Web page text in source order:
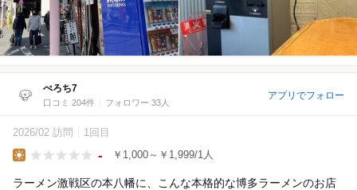
ぺろち7
口コミ 204件 フォロワー 33人
アプリでフォロー
2026/02 訪問 1回目
- ￥1,000～￥1,999/1人
ラーメン激戦区の本八幡に、こんな本格的な博多ラーメンのお店